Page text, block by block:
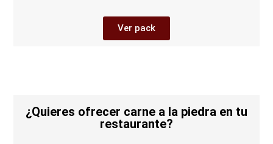
Ver pack
¿Quieres ofrecer carne a la piedra en tu
restaurante?